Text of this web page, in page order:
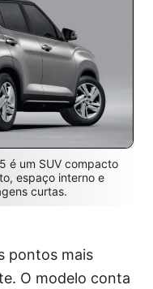
é um SUV compacto
espaço interno e
curtas.
pontos mais
O modelo conta